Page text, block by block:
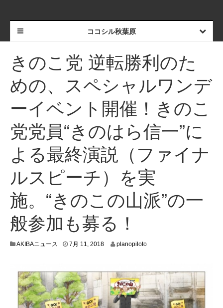
ココシル秋葉原
きのこ党 逆転勝利のた
めの、スペシャルワンデ
ーイベント開催！きのこ
党党員“きのはら信一”に
よる最終演説（ファイナ
ルスピーチ）を実
施。“きのこの山派”の一
般参加も募る！
AKIBAニュース 7月 11, 20187
planopiloto